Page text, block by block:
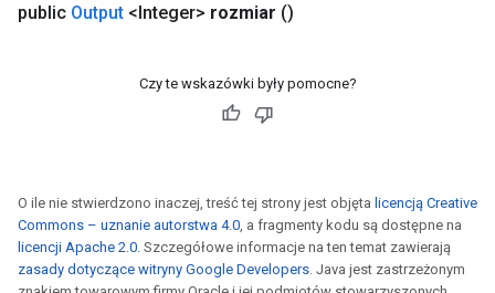
public Output <Integer> rozmiar ()
Czy te wskazówki były pomocne?
O ile nie stwierdzono inaczej, treść tej strony jest objęta licencją Creative
Commons – uznanie autorstwa 4.0 , a fragmenty kodu są dostępne na
licencji Apache 2.0 . Szczegółowe informacje na ten temat zawierają
zasady dotyczące witryny Google Developers . Java jest zastrzeżonym